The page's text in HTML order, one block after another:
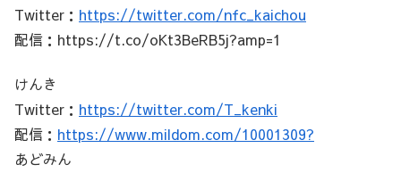
Twitter： https://twitter.com/nfc_kaichou
配信：https://t.co/oKt3BeRB5j?amp=1
けんき
Twitter： https://twitter.com/T_kenki
配信： https://www.mildom.com/10001309?
あどみん